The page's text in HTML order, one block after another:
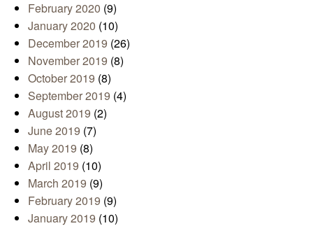
February 2020 (9)
January 2020 (10)
December 2019 (26)
November 2019 (8)
October 2019 (8)
September 2019 (4)
August 2019 (2)
June 2019 (7)
May 2019 (8)
April 2019 (10)
March 2019 (9)
February 2019 (9)
January 2019 (10)